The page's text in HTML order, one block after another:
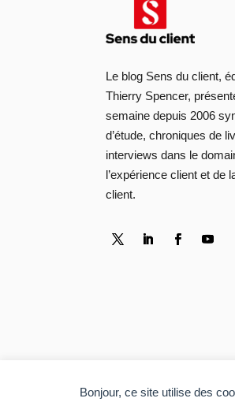
Bonjour, ce site utilise des
Le blog Sens du client,
Thierry Spencer,
semaine depuis 2006
d’étude, chroniques de
interviews dans le
l’expérience client et de
client.
Copyright © 2006-2026